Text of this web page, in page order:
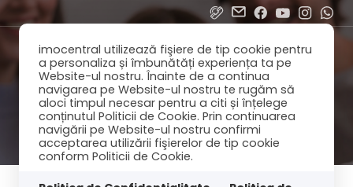
imocentral utilizează fişiere de tip cookie pentru
a personaliza și îmbunătăți experiența ta pe
Website-ul nostru. Înainte de a continua
navigarea pe Website-ul nostru te rugăm să
aloci timpul necesar pentru a citi și înțelege
conținutul Politicii de Cookie. Prin continuarea
navigării pe Website-ul nostru confirmi
acceptarea utilizării fişierelor de tip cookie
conform Politicii de Cookie.